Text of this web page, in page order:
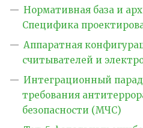
Нормативная база и
Специфика
Аппаратная
считывателей и
Интеграционный
требования
безопасности (МЧС)